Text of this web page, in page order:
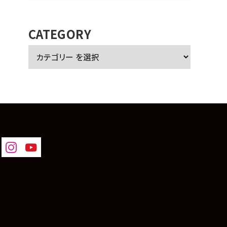
ブ
CATEGORY